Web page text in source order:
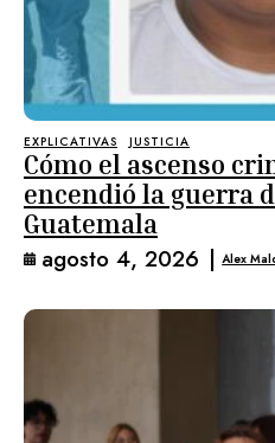
EXPLICATIVAS JUSTICIA
Cómo el ascenso
encendió la guerra
Guatemala
agosto 4, 2026 | Alex